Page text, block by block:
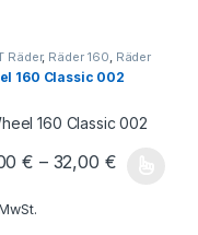
auf. Die Optionen
Räder, Räder 160, Räder
Line
160 Classic 002
€ – 32,00 €
Produkt weist mehrere